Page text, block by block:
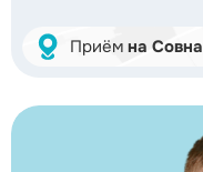
Приём на